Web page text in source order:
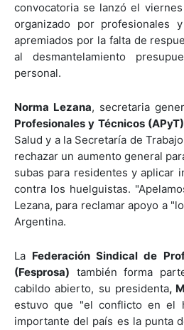
convocatoria se lanzó el
organizado por profesionales
apremiados por la falta de
al desmantelamiento
personal.
Norma Lezana, secretaria
Profesionales y Técnicos (APyT)
Salud y a la Secretaría de
rechazar un aumento general
subas para residentes y aplicar
contra los huelguistas.
Lezana, para reclamar apoyo a
Argentina.
La Federación Sindical de
(Fesprosa) también forma
cabildo abierto, su presidenta,
estuvo que "el conflicto en el
importante del país es la punta